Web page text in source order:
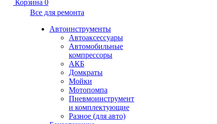
Корзина 0
Все для ремонта
Автоинструменты
Автоаксессуары
Автомобильные
компрессоры
АКБ
Домкраты
Мойки
Мотопомпа
Пневмоинструмент
и комплектующие
Разное (для авто)